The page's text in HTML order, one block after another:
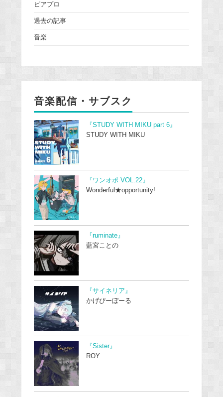
ピアプロ
過去の記事
音楽
音楽配信・サブスク
『STUDY WITH MIKU part 6』
STUDY WITH MIKU
『ワンオポ VOL.22』
Wonderful★opportunity!
『ruminate』
藍宮ことの
『サイネリア』
かげぴーぼーる
『Sister』
ROY